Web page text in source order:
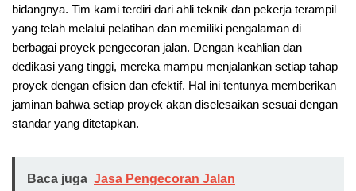
bidangnya. Tim kami terdiri dari ahli teknik dan pekerja terampil
yang telah melalui pelatihan dan memiliki pengalaman di
berbagai proyek pengecoran jalan. Dengan keahlian dan
dedikasi yang tinggi, mereka mampu menjalankan setiap tahap
proyek dengan efisien dan efektif. Hal ini tentunya memberikan
jaminan bahwa setiap proyek akan diselesaikan sesuai dengan
standar yang ditetapkan.
Baca juga Jasa Pengecoran Jalan